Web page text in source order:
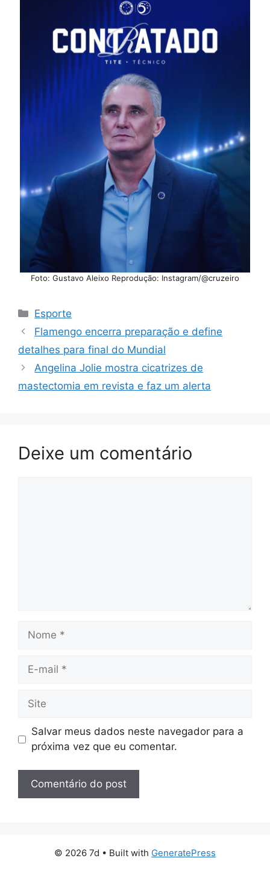
Foto: Gustavo Aleixo Reprodução: Instagram/@cruzeiro
Categorias
Esporte
Flamengo encerra preparação e define
detalhes para final do Mundial
Angelina Jolie mostra cicatrizes de
mastectomia em revista e faz um alerta
Deixe um comentário
Nome
Site
Salvar meus dados neste navegador para a
próxima vez que eu comentar.
© 2026 7d • Built with GeneratePress